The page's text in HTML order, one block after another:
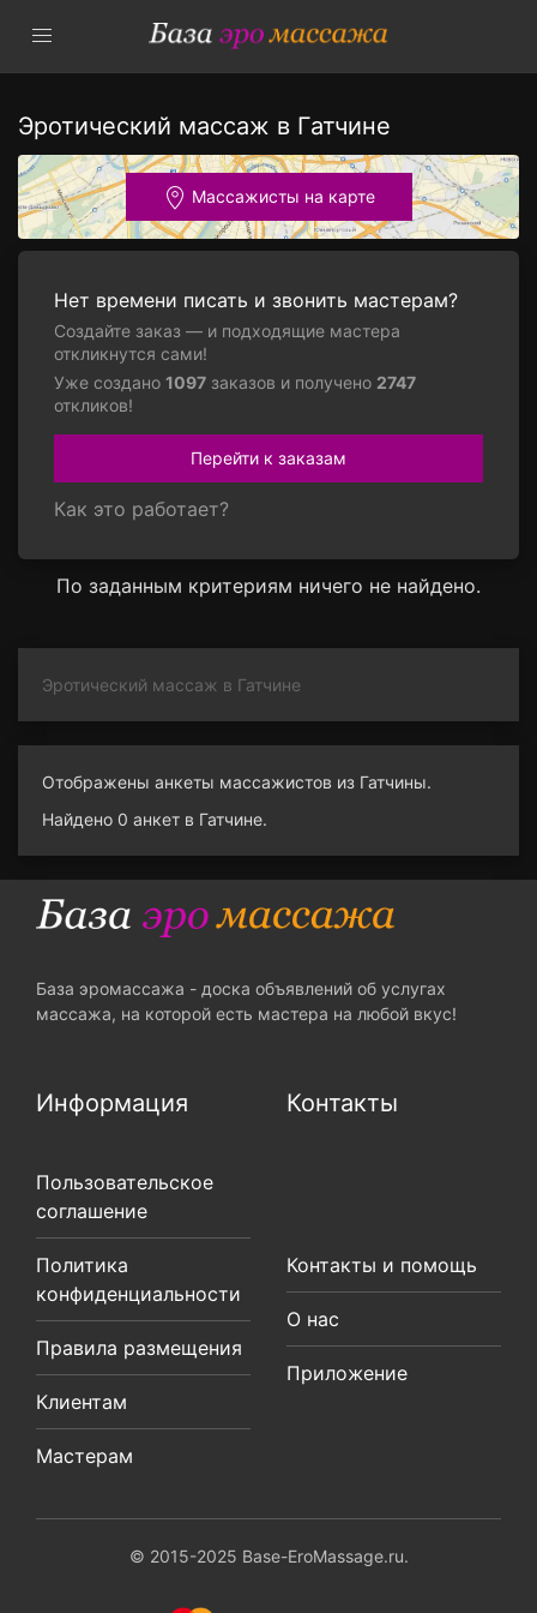
Эротический массаж в Гатчине
Массажисты на карте
Нет времени писать и звонить мастерам?
Создайте заказ — и подходящие мастера
откликнутся сами!
Уже создано 1097 заказов и получено 2747
откликов!
Перейти к заказам
Как это работает?
По заданным критериям ничего не найдено.
Эротический массаж в Гатчине
Отображены анкеты массажистов из Гатчины.
Найдено 0 анкет в Гатчине.
База эромассажа - доска объявлений об услугах
массажа, на которой есть мастера на любой вкус!
Информация
Пользовательское
соглашение
Политика
конфиденциальности
Правила размещения
Клиентам
Мастерам
Контакты
Контакты и помощь
О нас
Приложение
© 2015-2025 Base-EroMassage.ru.